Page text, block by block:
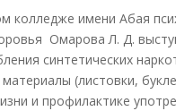
колледже имени Абая
Омарова Л. Д.
синтетических
(листовки,
и профилактике